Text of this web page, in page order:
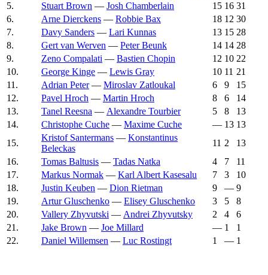
5.
Stuart Brown — Josh Chamberlain 15 16 31
6.
Arne Dierckens — Robbie Bax 18 12 30
7.
Davy Sanders — Lari Kunnas 13 15 28
8.
Gert van Werven — Peter Beunk 14 14 28
9.
Zeno Compalati — Bastien Chopin 12 10 22
10.
George Kinge — Lewis Gray 10 11 21
11.
Adrian Peter— Miroslav Zatloukal 6 9
15
12.
Pavel Hroch — Martin Hroch 8 6
14
13.
Tanel Reesna — Alexandre Tourbier 5 8
13
14.
Christophe Cuche — Maxime Cuche — 13 13
15.
Kristof Santermans — Konstantinus
Beleckas
11 2
13
16.
Tomas Baltusis — Tadas Natka 4 7
11
17.
Markus Normak — Karl Albert Kasesalu 7 3
10
18.
Justin Keuben — Dion Rietman 9 — 9
19.
Artur Gluschenko — Elisey Gluschenko 3 5
8
20.
Vallery Zhyvutski — Andrei Zhyvutsky 2 4
6
21.
Jake Brown — Joe Millard — 1
1
22.
Daniel Willemsen — Luc Rostingt 1 — 1